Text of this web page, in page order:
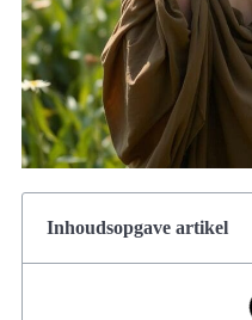
Inhoudsopgave artikel